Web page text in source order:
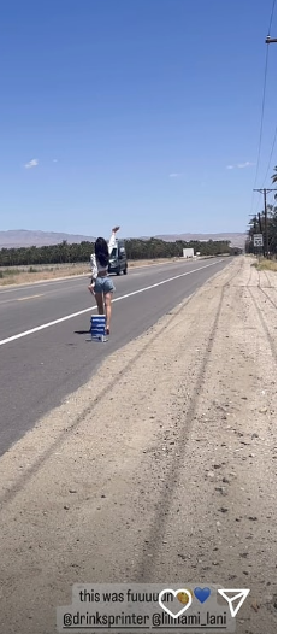
Video
Test
Gündem